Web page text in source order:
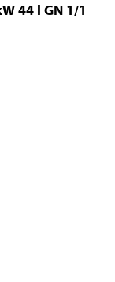
44 l GN 1/1